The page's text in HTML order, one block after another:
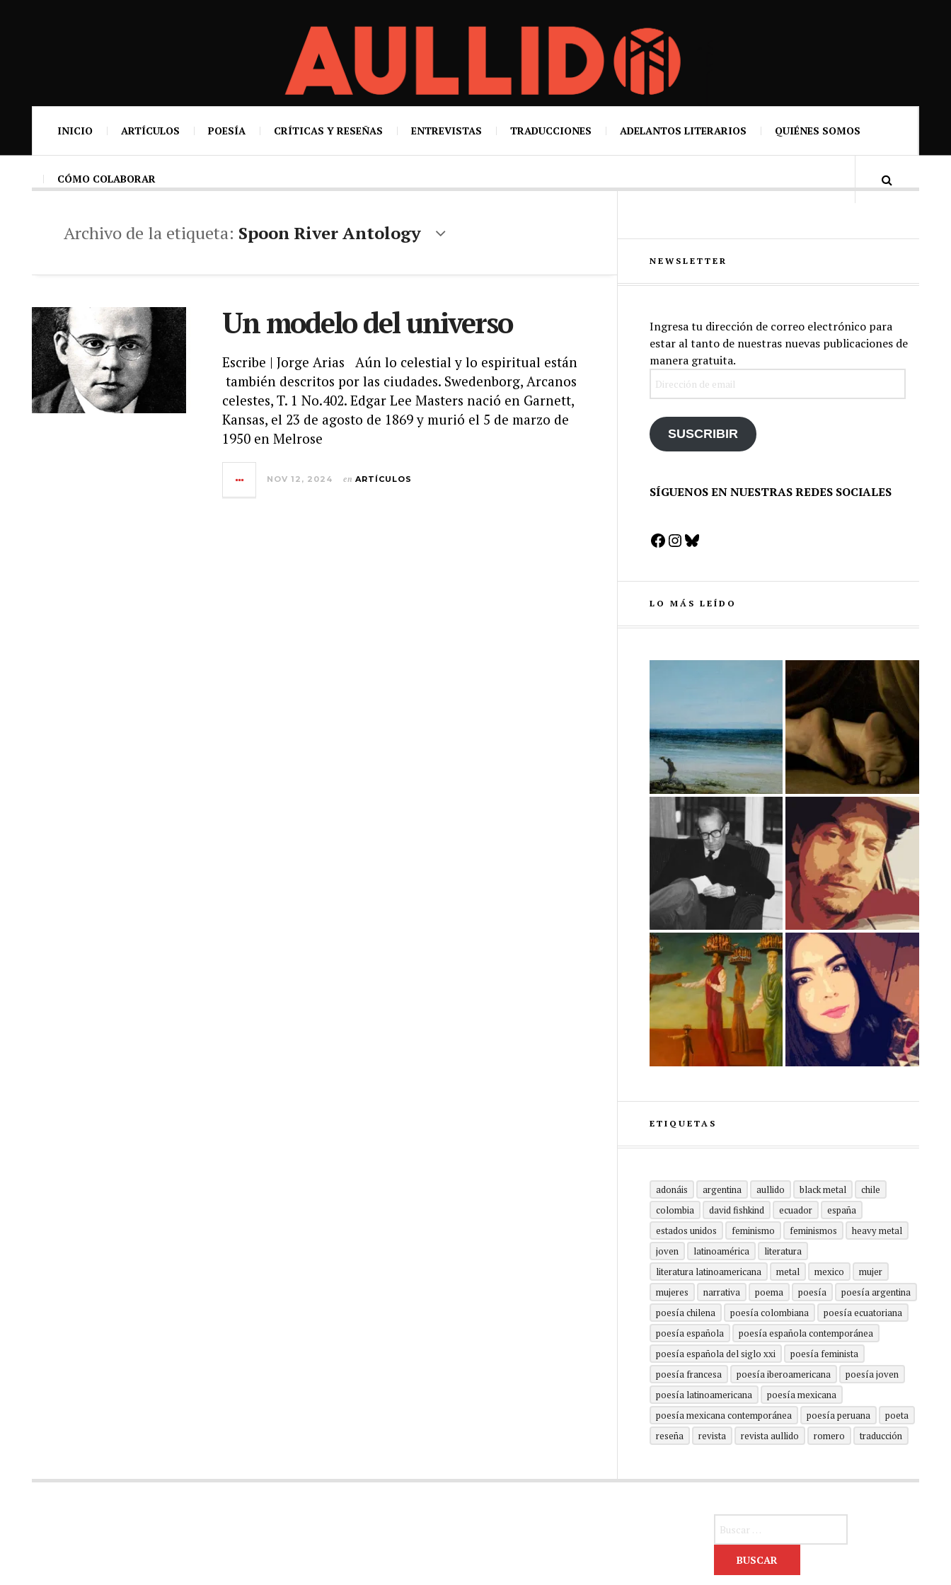
INICIO ARTÍCULOS POESÍA CRÍTICAS Y RESEÑAS ENTREVISTAS TRADUCCIONES ADELANTOS LITERARIOS QUIÉNES SOMOS
CÓMO COLABORAR
Archivo de la etiqueta: Spoon River Antology
Un modelo del universo
Escribe | Jorge Arias Aún lo celestial y lo espiritual están
también descritos por las ciudades. Swedenborg, Arcanos
celestes, T. 1 No.402. Edgar Lee Masters nació en Garnett,
Kansas, el 23 de agosto de 1869 y murió el 5 de marzo de
1950 en Melrose
NOV 12, 2024 en ARTÍCULOS
NEWSLETTER
Ingresa tu dirección de correo electrónico para
estar al tanto de nuestras nuevas publicaciones de
manera gratuita.
SUSCRIBIR
SÍGUENOS EN NUESTRAS REDES SOCIALES
Facebook
Instagram
Bluesky
LO MÁS LEÍDO
ETIQUETAS
adonáis argentina aullido black metal
chile
colombia
david fishkind ecuador
españa
estados unidos
feminismo feminismos
heavy metal
joven
latinoamérica
literatura
literatura latinoamericana
metal mexico
mujer
mujeres
narrativa poema poesía
poesía argentina
poesía chilena
poesía colombiana
poesía ecuatoriana
poesía española
poesía española contemporánea
poesía española del siglo xxi
poesía feminista
poesía francesa
poesía iberoamericana
poesía joven
poesía latinoamericana
poesía mexicana
poesía mexicana contemporánea
poesía peruana
poeta
reseña
revista revista aullido romero traducción